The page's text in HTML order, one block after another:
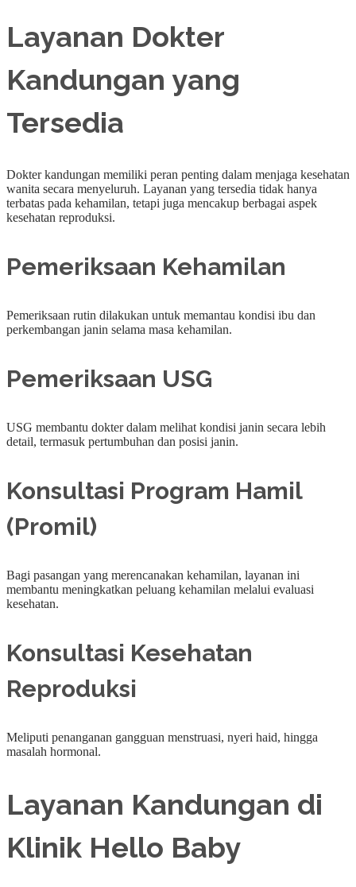
Layanan Dokter
Kandungan yang
Tersedia
Dokter kandungan memiliki peran penting dalam menjaga kesehatan
wanita secara menyeluruh. Layanan yang tersedia tidak hanya
terbatas pada kehamilan, tetapi juga mencakup berbagai aspek
kesehatan reproduksi.
Pemeriksaan Kehamilan
Pemeriksaan rutin dilakukan untuk memantau kondisi ibu dan
perkembangan janin selama masa kehamilan.
Pemeriksaan USG
USG membantu dokter dalam melihat kondisi janin secara lebih
detail, termasuk pertumbuhan dan posisi janin.
Konsultasi Program Hamil
(Promil)
Bagi pasangan yang merencanakan kehamilan, layanan ini
membantu meningkatkan peluang kehamilan melalui evaluasi
kesehatan.
Konsultasi Kesehatan
Reproduksi
Meliputi penanganan gangguan menstruasi, nyeri haid, hingga
masalah hormonal.
Layanan Kandungan di
Klinik Hello Baby